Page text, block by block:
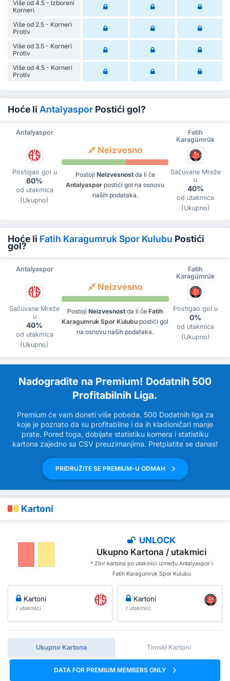
Više od 4.5 - Izboreni
Korneri
Više od 2.5 - Korneri
Protiv
Više od 3.5 - Korneri
Protiv
Više od 4.5 - Korneri
Protiv
Hoće li Antalyaspor Postići gol?
Antalyaspor
Fatih
Karagümrük
Postigao gol u
60%
od utakmica
(Ukupno)
Neizvesno
Postoji Neizvesnostda li će
Antalyaspor postići gol na osnovu
naših podataka.
Sačuvane Mreže
u
40%
od utakmica
(Ukupno)
Hoće li Fatih Karagumruk Spor Kulubu Postići
gol?
Antalyaspor
Fatih
Karagümrük
Sačuvane Mreže
u
40%
od utakmica
(Ukupno)
Neizvesno
Postoji Neizvesnost da li će Fatih
Karagumruk Spor Kulubu postići gol
na osnovu naših podataka.
Postigao gol u
0%
od utakmica
(Ukupno)
Nadogradite na Premium! Dodatnih 500
Profitabilnih Liga.
Premium će vam doneti više pobeda. 500 Dodatnih liga za
koje je poznato da su profitabilne i da ih kladioničari manje
prate. Pored toga, dobijate statistiku kornera i statistiku
kartona zajedno sa CSV preuzimanjima. Pretplatite se danas!
PRIDRUŽITE SE PREMIUM-U ODMAH
Kartoni
UNLOCK
Ukupno Kartona / utakmici
* Zbir kartona po utakmici između Antalyaspor i
Fatih Karagumruk Spor Kulubu
Kartoni
/ utakmici
Kartoni
/ utakmici
Ukupno Kartona Timski Kartoni
DATA FOR PREMIUM MEMBERS ONLY